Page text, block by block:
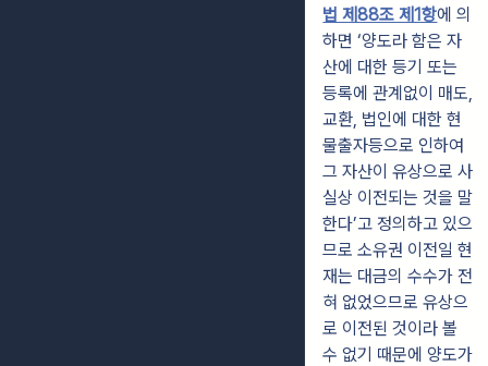
법 제88조 제1항에 의
하면 ‘양도라 함은 자
산에 대한 등기 또는
등록에 관계없이 매도,
교환, 법인에 대한 현
물출자등으로 인하여
그 자산이 유상으로 사
실상 이전되는 것을 말
한다’고 정의하고 있으
므로 소유권 이전일 현
재는 대금의 수수가 전
혀 없었으므로 유상으
로 이전된 것이라 볼
수 없기 때문에 양도가